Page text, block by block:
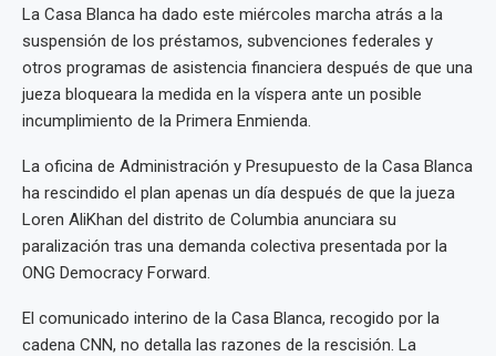
La Casa Blanca ha dado este miércoles marcha atrás a la
suspensión de los préstamos, subvenciones federales y
otros programas de asistencia financiera después de que una
jueza bloqueara la medida en la víspera ante un posible
incumplimiento de la Primera Enmienda.
La oficina de Administración y Presupuesto de la Casa Blanca
ha rescindido el plan apenas un día después de que la jueza
Loren AliKhan del distrito de Columbia anunciara su
paralización tras una demanda colectiva presentada por la
ONG Democracy Forward.
El comunicado interino de la Casa Blanca, recogido por la
cadena CNN, no detalla las razones de la rescisión. La